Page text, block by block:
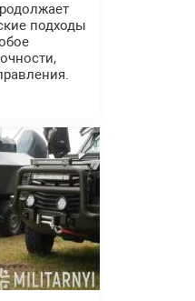
подходы